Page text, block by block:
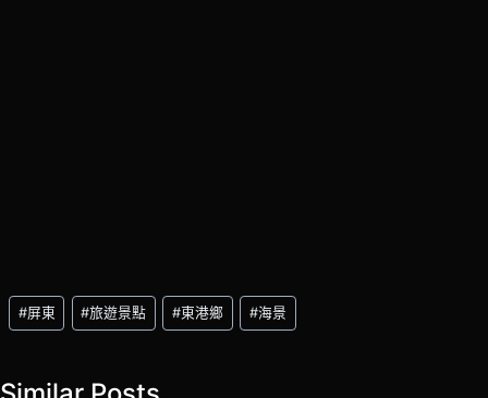
Post
Tags:
#屏東 #旅遊景點 #東港鄉 #海景